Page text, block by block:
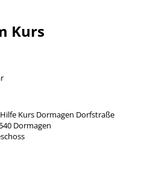
Kurs
Kurs Dormagen Dorfstraße
Dormagen